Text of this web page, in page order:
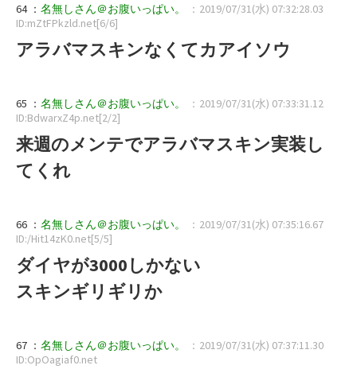
64 ： 名無しさん＠お腹いっぱい。
：2019/07/31(水) 07:32:28.03
ID:mZtFPkzld.net[6/6]
アラバマスキンなくてカアイソウ
65 ： 名無しさん＠お腹いっぱい。
：2019/07/31(水) 07:33:31.12
ID:BdwarxZ4p.net[2/2]
来週のメンテでアラバマスキン実装し
てくれ
66 ： 名無しさん＠お腹いっぱい。
：2019/07/31(水) 07:35:16.67
ID:/Hit14zK0.net[5/5]
ダイヤが3000しかない
スキンギリギリか
67 ： 名無しさん＠お腹いっぱい。
：2019/07/31(水) 07:37:11.30
ID:OpOagiaf0.net